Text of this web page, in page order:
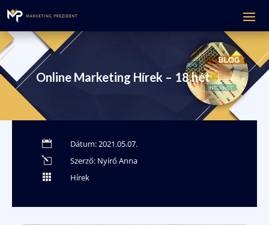
Online Marketing Hírek – 18.hét
 Dátum: 2021.05.07.
l Szerző: Nyírő Anna
 Hírek